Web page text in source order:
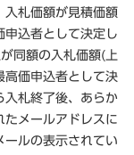
入札価額が見積価額
申込者として決定し
同額の入札価額(上
高価申込者として決
入札終了後、あらか
たメールアドレスに
ールの表示されてい